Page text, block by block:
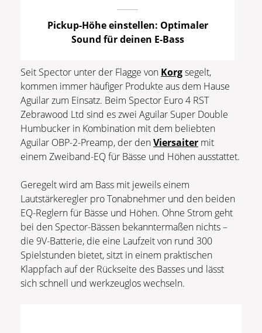
Pickup-Höhe einstellen: Optimaler
Sound für deinen E-Bass
Seit Spector unter der Flagge von Korgsegelt,
kommen immer häufiger Produkte aus dem Hause
Aguilar zum Einsatz. Beim Spector Euro 4 RST
Zebrawood Ltd sind es zwei Aguilar Super Double
Humbucker in Kombination mit dem beliebten
Aguilar OBP-2-Preamp, der denViersaiter mit
einem Zweiband-EQ für Bässe und Höhen ausstattet.
Geregelt wird am Bass mit jeweils einem
Lautstärkeregler pro Tonabnehmer und den beiden
EQ-Reglern für Bässe und Höhen. Ohne Strom geht
bei den Spector-Bässen bekanntermaßen nichts –
die 9V-Batterie, die eine Laufzeit von rund 300
Spielstunden bietet, sitzt in einem praktischen
Klappfach auf der Rückseite des Basses und lässt
sich schnell und werkzeuglos wechseln.